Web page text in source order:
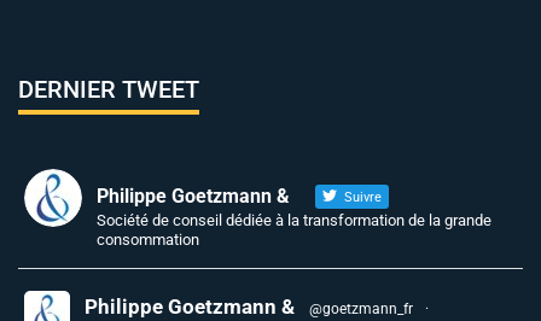
DERNIER TWEET
Philippe Goetzmann & Suivre
Société de conseil dédiée à la transformation de la grande
consommation
Philippe Goetzmann & @goetzmann_fr
·